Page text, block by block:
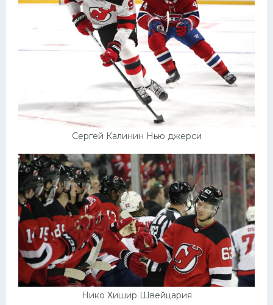
Сергей Калинин Нью джерси
Нико Хишир Швейцария